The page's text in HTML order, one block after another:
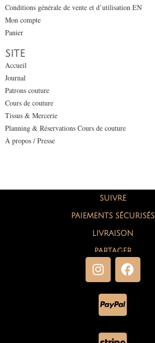
Conditions générale de vente et d’utilisation EN
Mon compte
Panier
SITE
Accueil
Journal
Patrons couture
Cours de couture
Tissus & Mercerie
Planning & Réservations Cours de couture
À propos / Presse
SUIVRE
PAIEMENTS SÉCURISÉS
LIVRAISON
PARTAGER